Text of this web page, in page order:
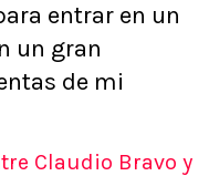
entrar en un
un gran
de mi
Claudio Bravo y